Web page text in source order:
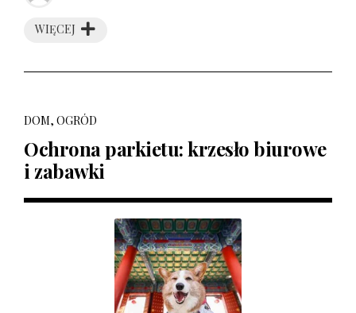
WIĘCEJ
DOM, OGRÓD
Ochrona parkietu: krzesło biurowe
i zabawki